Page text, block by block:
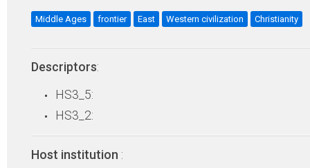
Middle Ages frontier East Western civilization Christianity
Descriptors:
HS3_5:
HS3_2:
Host institution :